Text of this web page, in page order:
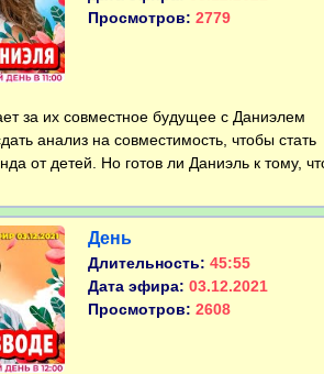
Просмотров: 2779
за их совместное будущее с Даниэлем
анализ на совместимость, чтобы стать
от детей. Но готов ли Даниэль к тому,
День
Длительность: 45:55
Дата эфира: 03.12.2021
Просмотров: 2608